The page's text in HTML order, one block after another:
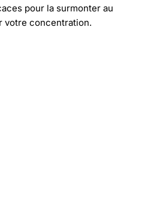
pour la surmonter au
votre concentration.